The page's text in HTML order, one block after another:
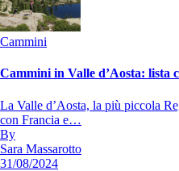
Cammini
Cammini in Valle d’Aosta: lista
La Valle d’Aosta, la più piccola
con Francia e…
By
Sara Massarotto
31/08/2024